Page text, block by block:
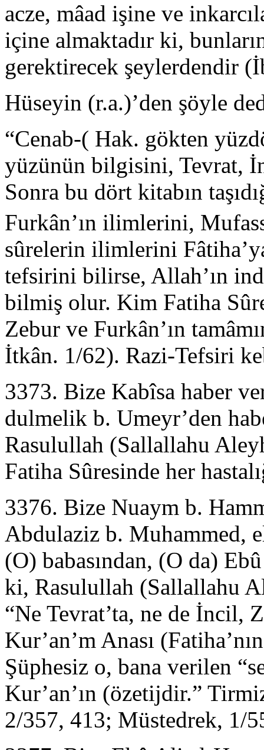
acze, mâad işine ve
içine almaktadır ki,
gerektirecek şeylerdendir
Hüseyin (r.a.)’den şöyle
“Cenab-( Hak. gökten
yüzünün bilgisini, Tevrat,
Sonra bu dört kitabın
Furkân’ın ilimlerini,
sûrelerin ilimlerini
tefsirini bilirse, Allah’ın
bilmiş olur. Kim Fatiha
Zebur ve Furkân’ın
İtkân. 1/62). Razi-Tefsiri
3373. Bize Kabîsa haber
dulmelik b. Umeyr’den
Rasulullah (Sallallahu
Fatiha Sûresinde her
3376. Bize Nuaym b.
Abdulaziz b. Muhammed,
(O) babasından, (O da)
ki, Rasulullah (Sallallahu
“Ne Tevrat’ta, ne de İncil,
Kur’an’m Anası
Şüphesiz o, bana verilen
Kur’an’ın (özetijdir.”
2/357, 413; Müstedrek, 1/